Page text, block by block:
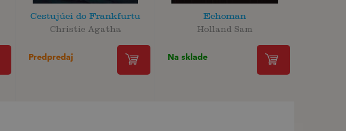
Cestujúci do Frankfurtu
Christie Agatha
Predpredaj
Echoman
Holland Sam
Na sklade